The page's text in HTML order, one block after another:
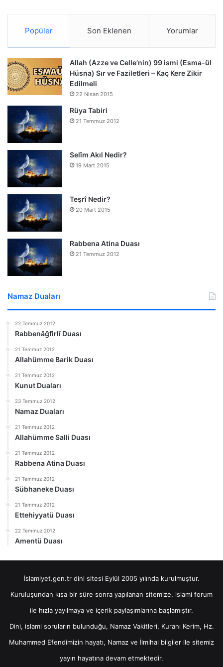
Popüler Son Eklenen Yorumlar
Allah (Azze ve Celle’nin) 99 ismi (Esma-ül
Hüsna) Sır ve Faziletleri – Kaç Kere Zikir
Edilmeli
22 Nisan 2015
Rüya Tabiri
21 Temmuz 2012
Selîm Akıl Nedir?
19 Mart 2015
Teşrî Nedir?
20 Mart 2015
Rabbena Atina Duası
21 Temmuz 2012
Namaz Duaları
22 Temmuz 2012
Rabbenâğfirlî Duası
21 Temmuz 2012
Allahümme Barik Duası
21 Temmuz 2012
Kunut Duaları
23 Temmuz 2012
Namaz Duaları
21 Temmuz 2012
Allahümme Salli Duası
21 Temmuz 2012
Rabbena Atina Duası
21 Temmuz 2012
Sübhaneke Duası
21 Temmuz 2012
Ettehiyyatü Duası
22 Temmuz 2012
Amentü Duası
İslamiyet.gen.tr dini sitesi Eylül 2005 yılında kurulmuştur.
Kuruluşundan kısa bir süre sonra yapılanan sitemize, islami forum
ile hızla yayılmaya ve içerik paylaşımlarına başlamıştır.
Dini, islami soruların bulunduğu, Namaz Vakitleri, Kuranı Kerim, Hz.
Muhammed Efendimizin hayatı, Namaz ve İlmihal bilgiler ile sitemiz
yayın hayatına devam etmektedir.